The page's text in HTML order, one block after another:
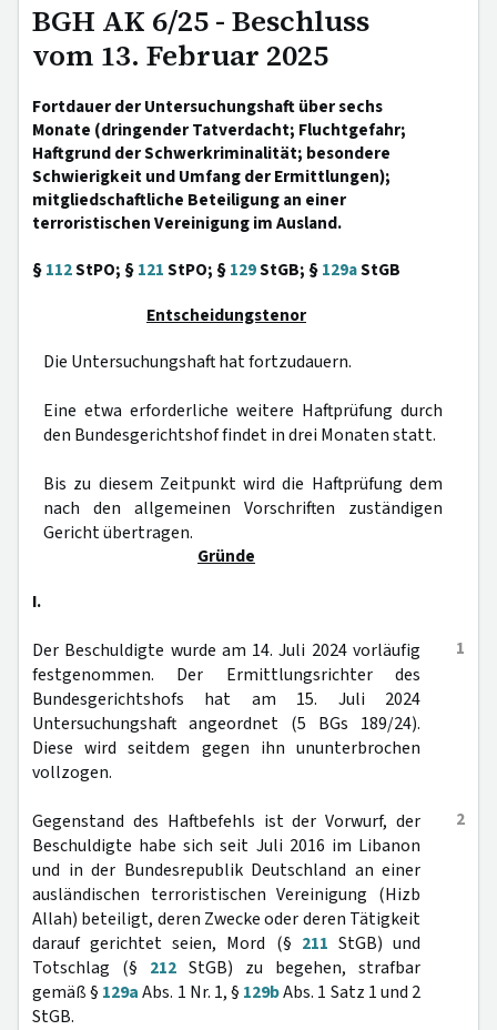
BGH AK 6/25 - Beschluss
vom 13. Februar 2025
Fortdauer der Untersuchungshaft über sechs
Monate (dringender Tatverdacht; Fluchtgefahr;
Haftgrund der Schwerkriminalität; besondere
Schwierigkeit und Umfang der Ermittlungen);
mitgliedschaftliche Beteiligung an einer
terroristischen Vereinigung im Ausland.
§112StPO; §121StPO; §129StGB; §129aStGB
Entscheidungstenor
Die Untersuchungshaft hat fortzudauern.
Eine etwa erforderliche weitere Haftprüfung durch
den Bundesgerichtshof findet in drei Monaten statt.
Bis zu diesem Zeitpunkt wird die Haftprüfung dem
nach den allgemeinen Vorschriften zuständigen
Gericht übertragen.
Gründe
I.
1
Der Beschuldigte wurde am 14. Juli 2024 vorläufig
festgenommen. Der Ermittlungsrichter des
Bundesgerichtshofs hat am 15. Juli 2024
Untersuchungshaft angeordnet (5 BGs 189/24).
Diese wird seitdem gegen ihn ununterbrochen
vollzogen.
2
Gegenstand des Haftbefehls ist der Vorwurf, der
Beschuldigte habe sich seit Juli 2016 im Libanon
und in der Bundesrepublik Deutschland an einer
ausländischen terroristischen Vereinigung (Hizb
Allah) beteiligt, deren Zwecke oder deren Tätigkeit
darauf gerichtet seien, Mord (§ 211 StGB) und
Totschlag (§ 212 StGB) zu begehen, strafbar
gemäß § 129aAbs. 1 Nr. 1, § 129bAbs. 1 Satz 1 und 2
StGB.